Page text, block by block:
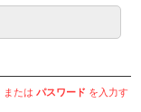
またはパスワード を入力す